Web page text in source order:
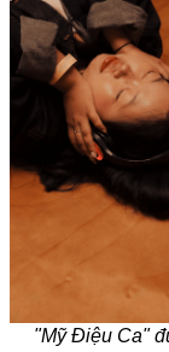
"Mỹ Điệu Ca"